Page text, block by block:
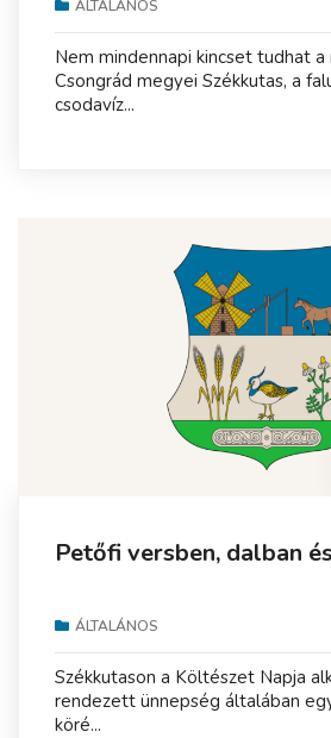
ÁLTALÁNOS
Nem mindennapi kincset tudhat a
Csongrád megyei Székkutas, a
csodavíz...
Petőfi versben, dalban
ÁLTALÁNOS
Székkutason a Költészet Napja
rendezett ünnepség általában
köré...